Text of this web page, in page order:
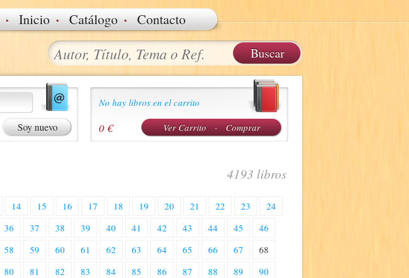
· Inicio · Catálogo · Contacto
Soy nuevo
No hay libros en el carrito
Ver Carrito · Comprar
0 €
4193 libros
14 15 16 17 18 19 20 21 22 23
24
36 37 38 39 40 41 42 43 44 45
46
58 59 60 61 62 63 64 65 66 67
68
80 81 82 83 84 85 86 87 88 89
90